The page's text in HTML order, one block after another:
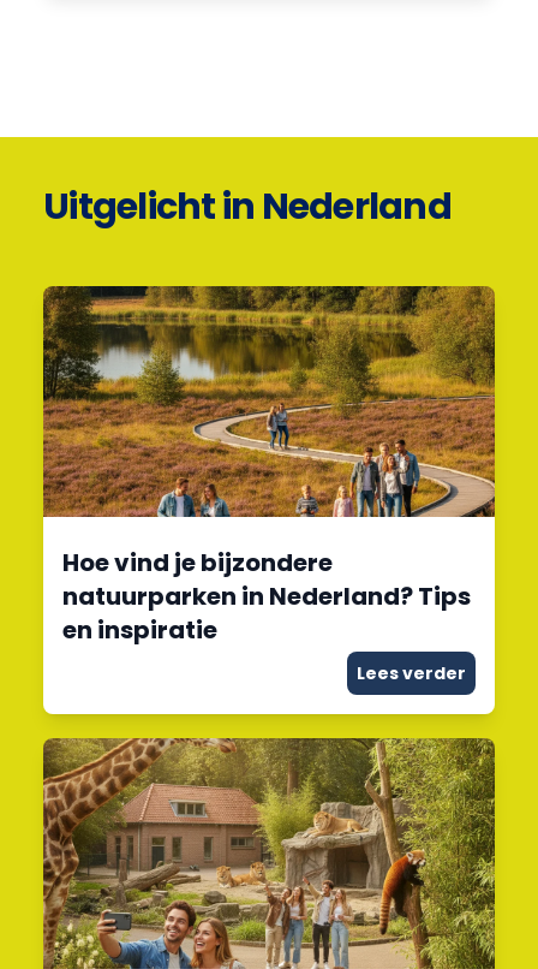
Uitgelicht in Nederland
Hoe vind je bijzondere
natuurparken in Nederland? Tips
en inspiratie
Lees verder